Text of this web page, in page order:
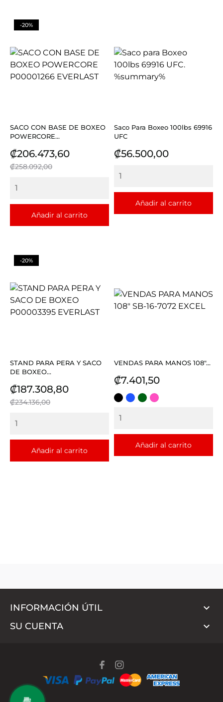
SACO CON BASE DE BOXEO
POWERCORE...
Precio
₡206.473,60Precio
₡258.092,00
Añadir al carrito
-20%
Saco Para Boxeo 100lbs 69916
UFC
Precio
₡56.500,00
Añadir al carrito
STAND PARA PERA Y SACO
DE BOXEO...
Precio
₡187.308,80Precio
₡234.136,00
Añadir al carrito
-20%
VENDAS PARA MANOS 108"...
Precio
₡7.401,50
NEGRO
AZULVERDEFUCSIA
Añadir al carrito
INFORMACIÓN ÚTIL 
SU CUENTA 